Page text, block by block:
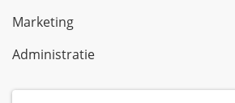
Marketing
Administratie